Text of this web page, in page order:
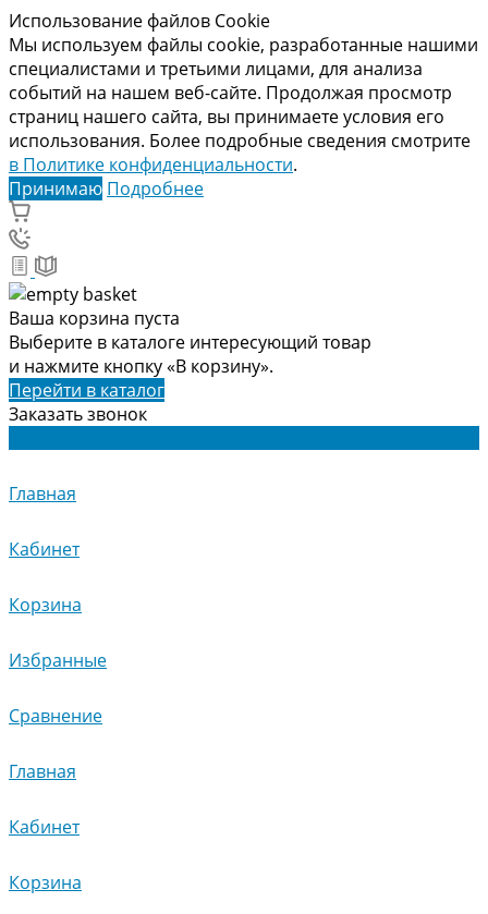
Использование файлов Cookie
Мы используем файлы cookie, разработанные нашими
специалистами и третьими лицами, для анализа
событий на нашем веб-сайте. Продолжая просмотр
страниц нашего сайта, вы принимаете условия его
использования. Более подробные сведения смотрите
в Политике конфиденциальности.
Принимаю Подробнее
Ваша корзина пуста
Выберите в каталоге интересующий товар
и нажмите кнопку «В корзину».
Перейти в каталог
Заказать звонок
Главная
Кабинет
Корзина
Избранные
Сравнение
Главная
Кабинет
Корзина